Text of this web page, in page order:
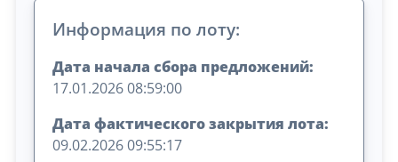
Информация по лоту:
Дата начала сбора предложений:
17.01.2026 08:59:00
Дата фактического закрытия лота:
09.02.2026 09:55:17